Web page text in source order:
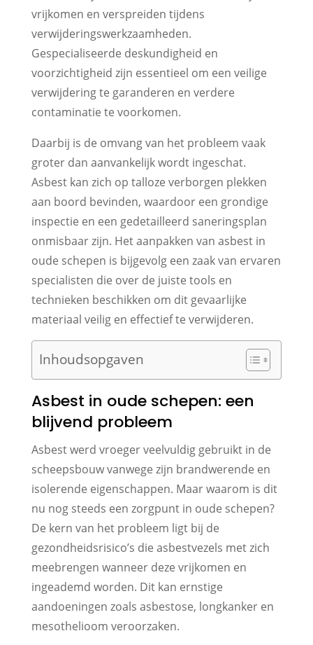
vrijkomen en verspreiden tijdens
verwijderingswerkzaamheden.
Gespecialiseerde deskundigheid en
voorzichtigheid zijn essentieel om een veilige
verwijdering te garanderen en verdere
contaminatie te voorkomen.
Daarbij is de omvang van het probleem vaak
groter dan aanvankelijk wordt ingeschat.
Asbest kan zich op talloze verborgen plekken
aan boord bevinden, waardoor een grondige
inspectie en een gedetailleerd saneringsplan
onmisbaar zijn. Het aanpakken van asbest in
oude schepen is bijgevolg een zaak van ervaren
specialisten die over de juiste tools en
technieken beschikken om dit gevaarlijke
materiaal veilig en effectief te verwijderen.
Inhoudsopgaven
Asbest in oude schepen: een
blijvend probleem
Asbest werd vroeger veelvuldig gebruikt in de
scheepsbouw vanwege zijn brandwerende en
isolerende eigenschappen. Maar waarom is dit
nu nog steeds een zorgpunt in oude schepen?
De kern van het probleem ligt bij de
gezondheidsrisico’s die asbestvezels met zich
meebrengen wanneer deze vrijkomen en
ingeademd worden. Dit kan ernstige
aandoeningen zoals asbestose, longkanker en
mesothelioom veroorzaken.